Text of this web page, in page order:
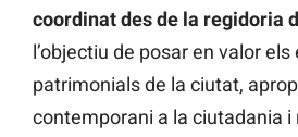
coordinat des de la regidoria
l’objectiu de posar en valor els
patrimonials de la ciutat,
contemporani a la ciutadania i